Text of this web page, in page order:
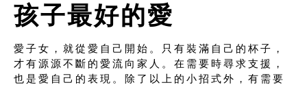
孩子最好的愛
愛子女，就從愛自己開始。只有裝滿自己的杯子，
才有源源不斷的愛流向家人。在需要時尋求支援，
也是愛自己的表現。除了以上的小招式外，有需要